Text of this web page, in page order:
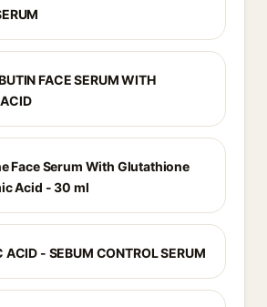
FACE SERUM WITH
Face Serum With Glutathione
Acid - 30 ml
ACID - SEBUM CONTROL SERUM